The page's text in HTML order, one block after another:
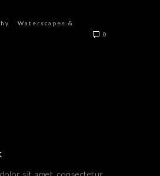
Waterscapes &
0
sit amet, consectetur